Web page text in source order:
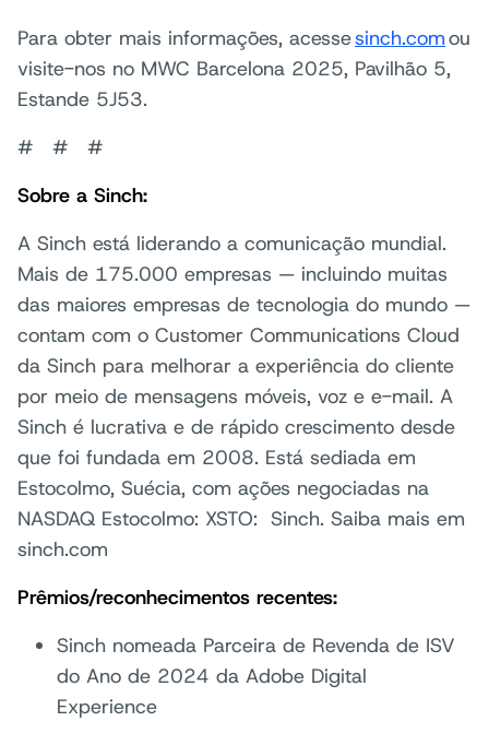
Para obter mais informações, acessesinch.comou
visite-nos no MWC Barcelona 2025, Pavilhão 5,
Estande 5J53.
# # #
Sobre a Sinch:
A Sinch está liderando a comunicação mundial.
Mais de 175.000 empresas — incluindo muitas
das maiores empresas de tecnologia do mundo —
contam com o Customer Communications Cloud
da Sinch para melhorar a experiência do cliente
por meio de mensagens móveis, voz e e-mail. A
Sinch é lucrativa e de rápido crescimento desde
que foi fundada em 2008. Está sediada em
Estocolmo, Suécia, com ações negociadas na
NASDAQ Estocolmo: XSTO: Sinch. Saiba mais em
sinch.com
Prêmios/reconhecimentos recentes:
Sinch nomeada Parceira de Revenda de ISV
do Ano de 2024 da Adobe Digital
Experience